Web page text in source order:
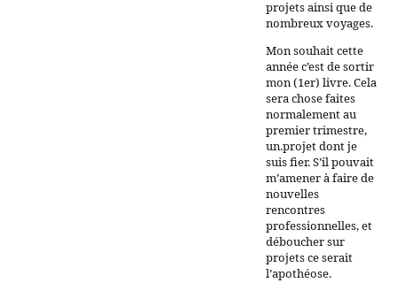
projets ainsi que de
nombreux voyages.
Mon souhait cette
année c’est de sortir
mon (1er) livre. Cela
sera chose faites
normalement au
premier trimestre,
un.projet dont je
suis fier. S’il pouvait
m’amener à faire de
nouvelles
rencontres
professionnelles, et
déboucher sur
projets ce serait
l’apothéose.